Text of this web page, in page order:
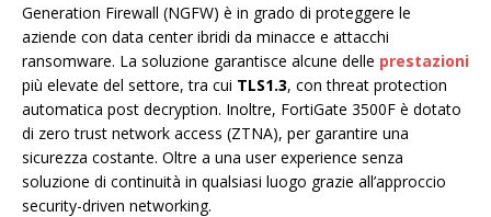
Generation Firewall (NGFW) è in grado di proteggere le
aziende con data center ibridi da minacce e attacchi
ransomware. La soluzione garantisce alcune delle prestazioni
più elevate del settore, tra cui TLS1.3, con threat protection
automatica post decryption. Inoltre, FortiGate 3500F è dotato
di zero trust network access (ZTNA), per garantire una
sicurezza costante. Oltre a una user experience senza
soluzione di continuità in qualsiasi luogo grazie all’approccio
security-driven networking.